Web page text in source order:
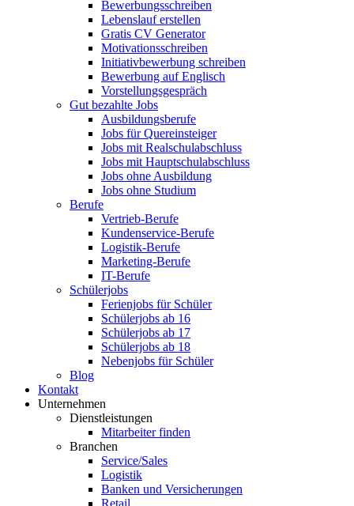
Bewerbungsschreiben
Lebenslauf erstellen
Gratis CV Generator
Motivationsschreiben
Initiativbewerbung schreiben
Bewerbung auf Englisch
Vorstellungsgespräch
Gut bezahlte Jobs
Ausbildungsberufe
Jobs für Quereinsteiger
Jobs mit Realschulabschluss
Jobs mit Hauptschulabschluss
Jobs ohne Ausbildung
Jobs ohne Studium
Berufe
Vertrieb-Berufe
Kundenservice-Berufe
Logistik-Berufe
Marketing-Berufe
IT-Berufe
Schülerjobs
Ferienjobs für Schüler
Schülerjobs ab 16
Schülerjobs ab 17
Schülerjobs ab 18
Nebenjobs für Schüler
Blog
Kontakt
Unternehmen
Dienstleistungen
Mitarbeiter finden
Branchen
Service/Sales
Logistik
Banken und Versicherungen
Retail